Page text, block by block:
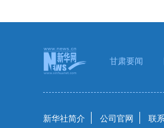
甘肃要闻
新华社简介 公司官网 联